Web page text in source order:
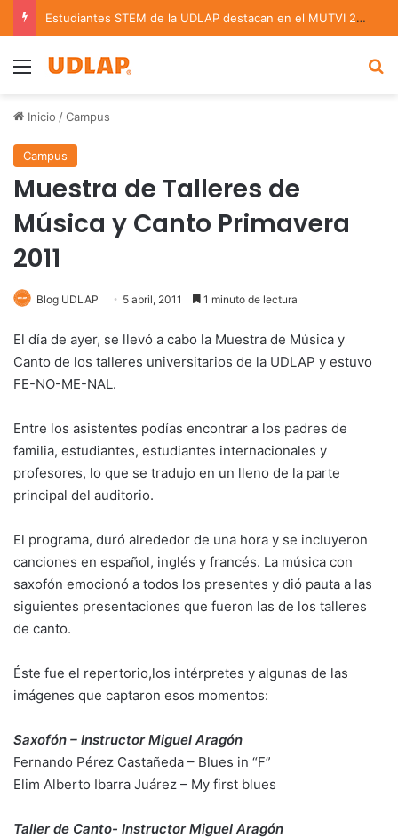
Estudiantes STEM de la UDLAP destacan en el MUTVI 2026
Menu
Inicio /Campus
Campus
Muestra de Talleres de
Música y Canto Primavera
2011
Blog UDLAP 5 abril, 2011 1 minuto de lectura
El día de ayer, se llevó a cabo la Muestra de Música y
Canto de los talleres universitarios de la UDLAP y estuvo
FE-NO-ME-NAL.
Entre los asistentes podías encontrar a los padres de
familia, estudiantes, estudiantes internacionales y
profesores, lo que se tradujo en un lleno de la parte
principal del auditorio.
El programa, duró alrededor de una hora y se incluyeron
canciones en español, inglés y francés. La música con
saxofón emocionó a todos los presentes y dió pauta a las
siguientes presentaciones que fueron las de los talleres
de canto.
Éste fue el repertorio,los intérpretes y algunas de las
imágenes que captaron esos momentos:
Saxofón – Instructor Miguel Aragón
Fernando Pérez Castañeda – Blues in “F”
Elim Alberto Ibarra Juárez – My first blues
Taller de Canto- Instructor Miguel Aragón